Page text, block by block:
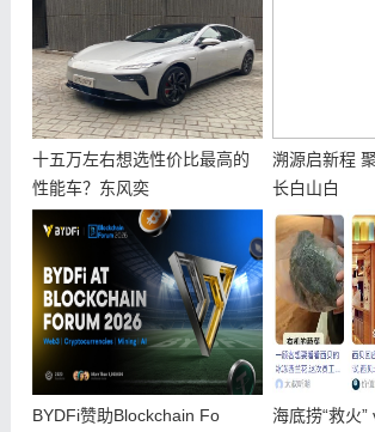
十五万左右想选性价比最高的
性能车？东风奕
溯源启新程
长白山白
BYDFi赞助Blockchain Fo
海底捞“救火”